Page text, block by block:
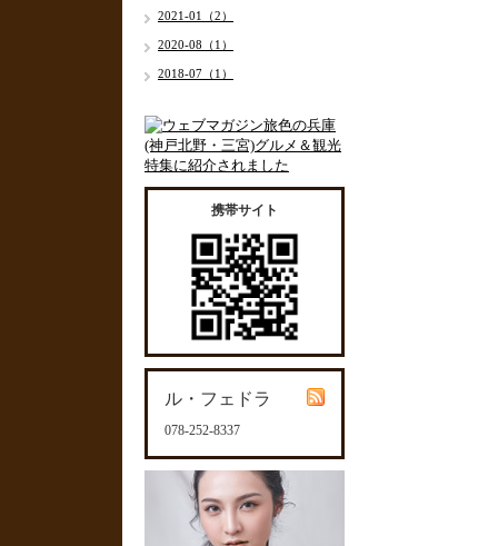
2021-01（2）
2020-08（1）
2018-07（1）
携帯サイト
ル・フェドラ
078-252-8337